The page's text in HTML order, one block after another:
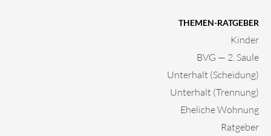
THEMEN-RATGEBER
Kinder
BVG — 2. Saule
Unterhalt (Scheidung)
Unterhalt (Trennung)
Eheliche Wohnung
Ratgeber